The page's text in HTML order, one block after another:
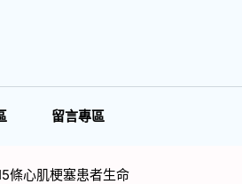
留言專區
條心肌梗塞患者生命